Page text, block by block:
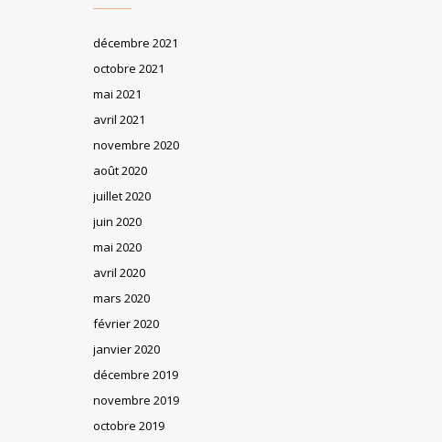
décembre 2021
octobre 2021
mai 2021
avril 2021
novembre 2020
août 2020
juillet 2020
juin 2020
mai 2020
avril 2020
mars 2020
février 2020
janvier 2020
décembre 2019
novembre 2019
octobre 2019